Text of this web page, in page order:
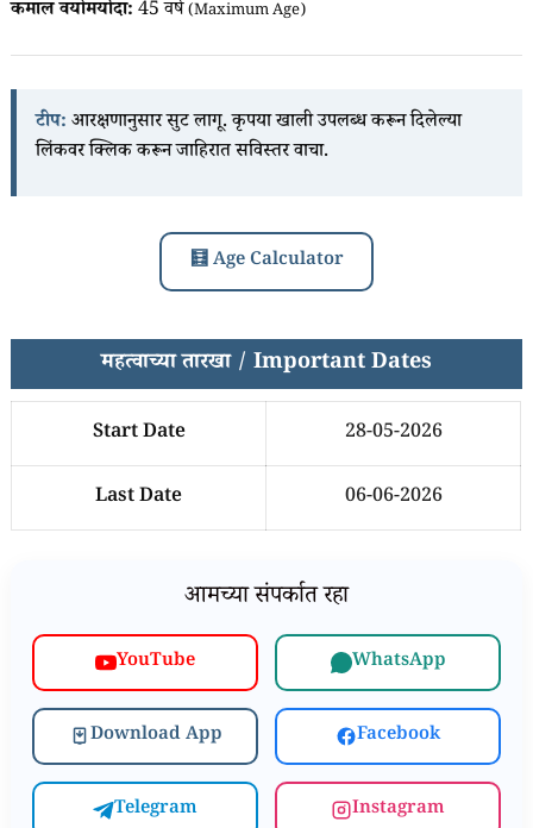
कमाल वयोमर्यादा: 45 वर्षे(Maximum Age)
टीप: आरक्षणानुसार सुट लागू. कृपया खाली उपलब्ध करून दिलेल्या
लिंकवर क्लिक करून जाहिरात सविस्तर वाचा.
🧮 Age Calculator
महत्वाच्या तारखा / Important Dates
Start Date 28-05-2026
Last Date 06-06-2026
आमच्या संपर्कात रहा
YouTube WhatsApp
Download App Facebook
Telegram Instagram